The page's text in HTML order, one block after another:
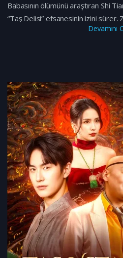
Babasının ölümünü araştıran Shi
“Taş Delisi” efsanesinin izini
oyununda masayı paramparça
Devamını